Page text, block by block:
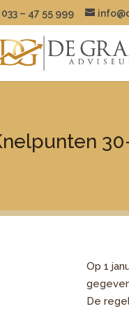
033 – 47 55 999
Op 1
De